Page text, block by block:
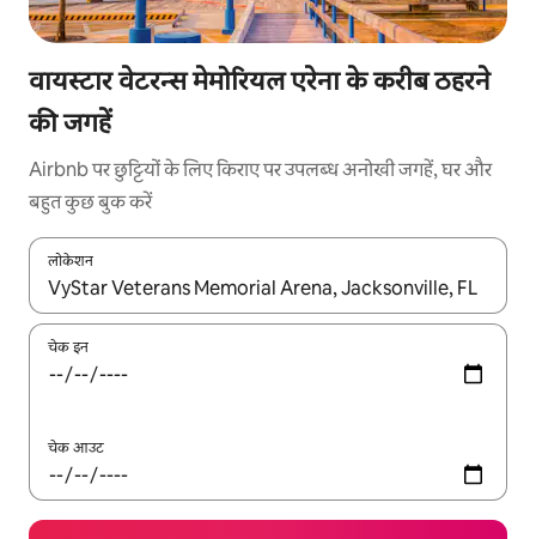
वायस्टार वेटरन्स मेमोरियल एरेना के करीब ठहरने
की जगहें
Airbnb पर छुट्टियों के लिए किराए पर उपलब्ध अनोखी जगहें, घर और
बहुत कुछ बुक करें
लोकेशन
नतीजों के उपलब्ध होने पर, अप और डाउन 'ऐरो की' का इस्तेमाल करके नेविगेट
चेक इन
चेक आउट